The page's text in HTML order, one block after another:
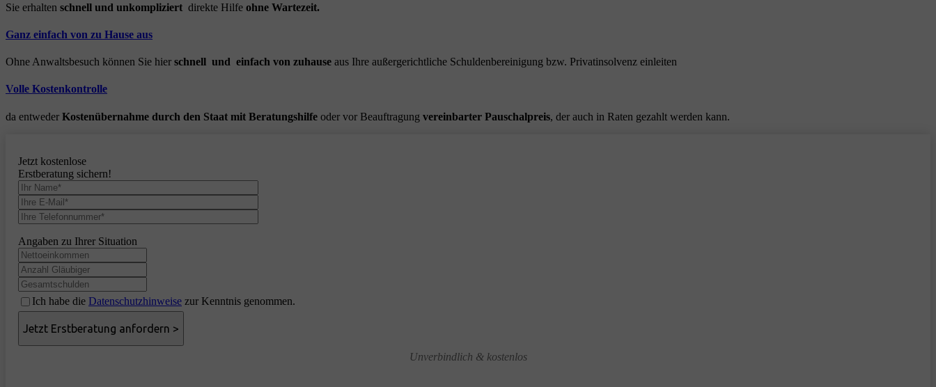
Sie erhalten schnell und unkompliziert direkte Hilfe ohne Wartezeit.
Ganz einfach von zu Hause aus
Ohne Anwaltsbesuch können Sie hier schnell und einfach von zuhause aus Ihre außergerichtliche Schuldenbereinigung bzw. Privatinsolvenz einleiten
Volle Kostenkontrolle
da entweder Kostenübernahme durch den Staat mit Beratungshilfe oder vor Beauftragung vereinbarter Pauschalpreis, der auch in Raten gezahlt werden kann.
Jetzt kostenlose
Erstberatung sichern!
Angaben zu Ihrer Situation
Ich habe die Datenschutzhinweise zur Kenntnis genommen.
Unverbindlich & kostenlos